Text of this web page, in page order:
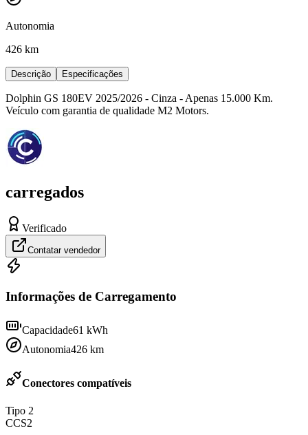
Autonomia
426 km
Descrição Especificações
Dolphin GS 180EV 2025/2026 - Cinza - Apenas 15.000 Km.
Veículo com garantia de qualidade M2 Motors.
carregados
Verificado
Contatar vendedor
Informações de Carregamento
Capacidade61 kWh
Autonomia426 km
Conectores compatíveis
Tipo 2
CCS2